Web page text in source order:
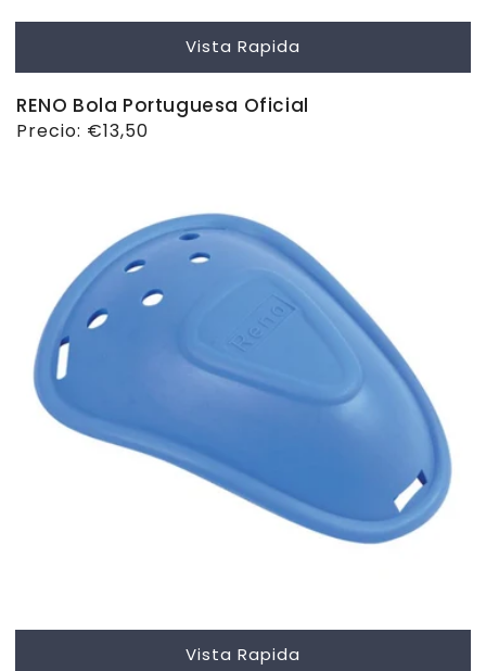
Vista Rapida
RENO Bola Portuguesa Oficial
Precio
Precio: €13,50
Vista Rapida